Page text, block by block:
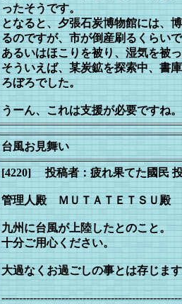
ったそうです。
となると、夕張石炭博物館には、
るのですが、市が倒産刷るくらい
あるいはほこりを被り、湿気を被
そういえば、某炭鉱を探索中、書
ろぼろでした。
うーん、これは支援が必要ですね。
台風お見舞い
[4220] 投稿者：疲れ果てた國民 投
管理人殿 ＭＵＴＡＴＥＴＳＵ殿
九州に台風が上陸したとのこと。
十分ご用心ください。
大過なくお過ごしの事とは存じま